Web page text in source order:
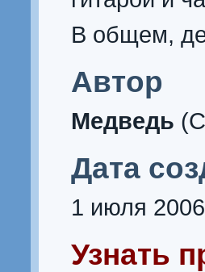
В общем,
Автор
Медведь
Дата
1 июля
Узнать